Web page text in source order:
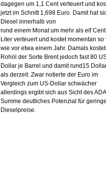
dagegen um 1,1 Cent verteuert und
jetzt im Schnitt 1,698 Euro. Damit hat
Diesel innerhalb von
rund einem Monat um mehr als elf
Liter verteuert und kostet momentan so
wie vor etwa einem Jahr. Damals
Rohöl der Sorte Brent jedoch fast 80
Dollar je Barrel und damit rund15
als derzeit. Zwar notierte der Euro im
Vergleich zum US-Dollar schwächer
allerdings ergibt sich aus Sicht des
Summe deutliches Potenzial für
Dieselpreise.